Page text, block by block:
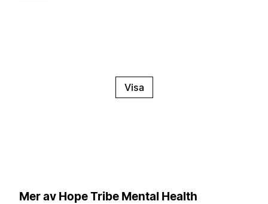
Visa
Mer av Hope Tribe Mental Health